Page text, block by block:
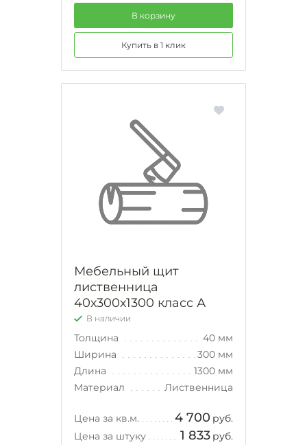
В корзину
Купить в 1 клик
Мебельный щит
лиственница
40х300х1300 класс А
В наличии
Толщина
40 мм
Ширина
300 мм
Длина
1300 мм
Материал
Лиственница
Цена за кв.м. 4 700 руб.
Цена за штуку
1 833 руб.